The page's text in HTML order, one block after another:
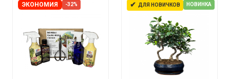
ЭКОНОМИЯ -32% ✔ ДЛЯ НОВИЧКОВ НОВИНКА